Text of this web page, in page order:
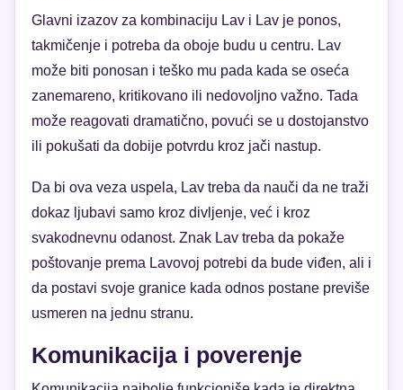
Glavni izazov za kombinaciju Lav i Lav je ponos,
takmičenje i potreba da oboje budu u centru. Lav
može biti ponosan i teško mu pada kada se oseća
zanemareno, kritikovanо ili nedovoljno važno. Tada
može reagovati dramatično, povući se u dostojanstvo
ili pokušati da dobije potvrdu kroz jači nastup.
Da bi ova veza uspela, Lav treba da nauči da ne traži
dokaz ljubavi samo kroz divljenje, već i kroz
svakodnevnu odanost. Znak Lav treba da pokaže
poštovanje prema Lavovoj potrebi da bude viđen, ali i
da postavi svoje granice kada odnos postane previše
usmeren na jednu stranu.
Komunikacija i poverenje